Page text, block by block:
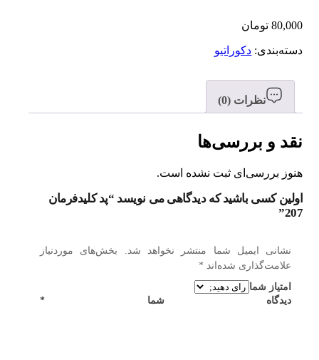
80,000 تومان
دسته‌بندی: دکوراتیو
نظرات (0)
نقد و بررسی‌ها
هنوز بررسی‌ای ثبت نشده است.
اولین کسی باشید که دیدگاهی می نویسد “پد کلیدفرمان
207”
نشانی ایمیل شما منتشر نخواهد شد.
بخش‌های موردنیاز
علامت‌گذاری شده‌اند *
امتیاز شما
دیدگاه شما*